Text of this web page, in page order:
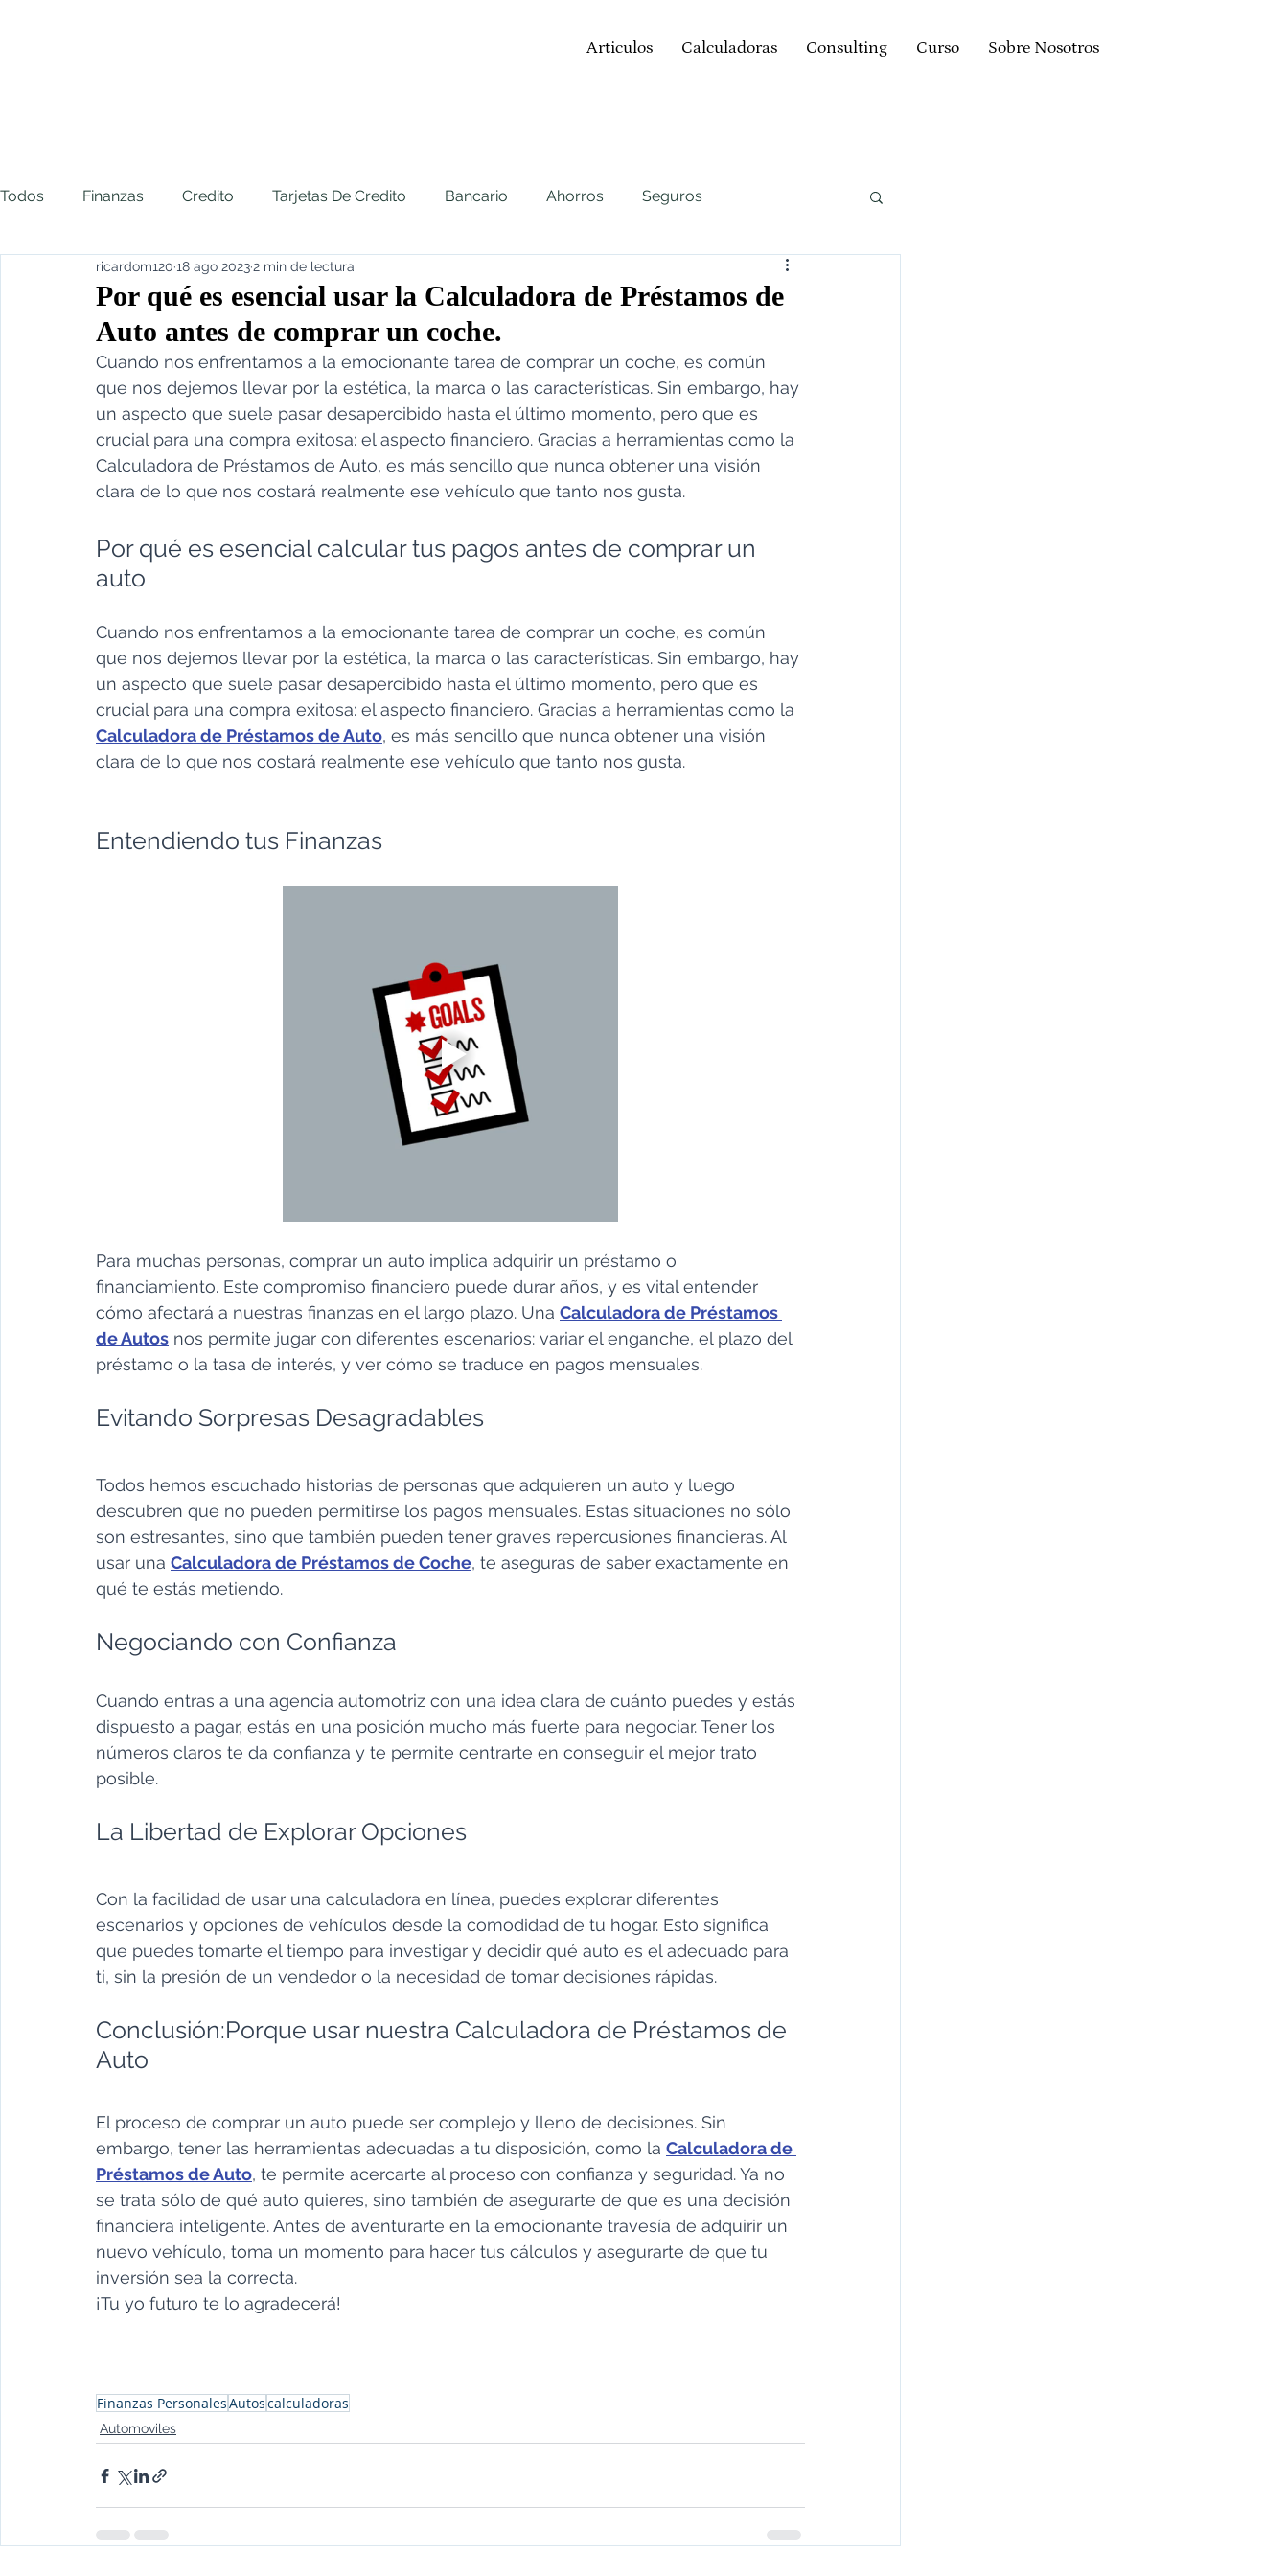
Articulos Calculadoras Consulting Curso Sobre Nosotros
Todos Finanzas Credito Tarjetas De Credito Bancario Ahorros Seguros
Seguros De Auto Impuestos Automoviles
Por qué es esencial usar la Calculadora de Préstamos de
Auto antes de comprar un coche.
ricardom120 18 ago 20232 min de lectura
Cuando nos enfrentamos a la emocionante tarea de comprar un coche, es común
que nos dejemos llevar por la estética, la marca o las características. Sin embargo, hay
un aspecto que suele pasar desapercibido hasta el último momento, pero que es
crucial para una compra exitosa: el aspecto financiero. Gracias a herramientas como la
Calculadora de Préstamos de Auto, es más sencillo que nunca obtener una visión
clara de lo que nos costará realmente ese vehículo que tanto nos gusta.
Por qué es esencial calcular tus pagos antes de comprar un
auto
Cuando nos enfrentamos a la emocionante tarea de comprar un coche, es común
que nos dejemos llevar por la estética, la marca o las características. Sin embargo, hay
un aspecto que suele pasar desapercibido hasta el último momento, pero que es
crucial para una compra exitosa: el aspecto financiero. Gracias a herramientas como la
Calculadora de Préstamos de Auto, es más sencillo que nunca obtener una visión
clara de lo que nos costará realmente ese vehículo que tanto nos gusta.
Entendiendo tus Finanzas
Para muchas personas, comprar un auto implica adquirir un préstamo o
financiamiento. Este compromiso financiero puede durar años, y es vital entender
cómo afectará a nuestras finanzas en el largo plazo. Una Calculadora de Préstamos
de Autos nos permite jugar con diferentes escenarios: variar el enganche, el plazo del
préstamo o la tasa de interés, y ver cómo se traduce en pagos mensuales.
Evitando Sorpresas Desagradables
Todos hemos escuchado historias de personas que adquieren un auto y luego
descubren que no pueden permitirse los pagos mensuales. Estas situaciones no sólo
son estresantes, sino que también pueden tener graves repercusiones financieras. Al
usar una Calculadora de Préstamos de Coche, te aseguras de saber exactamente en
qué te estás metiendo.
Negociando con Confianza
Cuando entras a una agencia automotriz con una idea clara de cuánto puedes y estás
dispuesto a pagar, estás en una posición mucho más fuerte para negociar. Tener los
números claros te da confianza y te permite centrarte en conseguir el mejor trato
posible.
La Libertad de Explorar Opciones
Con la facilidad de usar una calculadora en línea, puedes explorar diferentes
escenarios y opciones de vehículos desde la comodidad de tu hogar. Esto significa
que puedes tomarte el tiempo para investigar y decidir qué auto es el adecuado para
ti, sin la presión de un vendedor o la necesidad de tomar decisiones rápidas.
Conclusión:Porque usar nuestra Calculadora de Préstamos de
Auto
El proceso de comprar un auto puede ser complejo y lleno de decisiones. Sin
embargo, tener las herramientas adecuadas a tu disposición, como la Calculadora de
Préstamos de Auto, te permite acercarte al proceso con confianza y seguridad. Ya no
se trata sólo de qué auto quieres, sino también de asegurarte de que es una decisión
financiera inteligente. Antes de aventurarte en la emocionante travesía de adquirir un
nuevo vehículo, toma un momento para hacer tus cálculos y asegurarte de que tu
inversión sea la correcta.
¡Tu yo futuro te lo agradecerá!
Finanzas PersonalesAutoscalculadoras
Automoviles